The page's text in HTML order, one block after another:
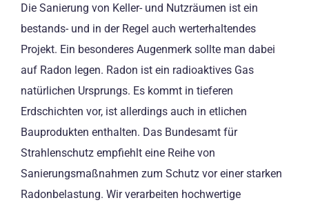
Die Sanierung von Keller- und Nutzräumen ist ein
bestands- und in der Regel auch werterhaltendes
Projekt. Ein besonderes Augenmerk sollte man dabei
auf Radon legen. Radon ist ein radioaktives Gas
natürlichen Ursprungs. Es kommt in tieferen
Erdschichten vor, ist allerdings auch in etlichen
Bauprodukten enthalten. Das Bundesamt für
Strahlenschutz empfiehlt eine Reihe von
Sanierungsmaßnahmen zum Schutz vor einer starken
Radonbelastung. Wir verarbeiten hochwertige